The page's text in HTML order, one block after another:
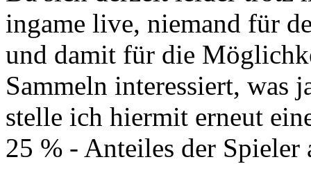
ingame live, niemand für
und damit für die
Sammeln interessiert, was
stelle ich hiermit erneut
25 % - Anteiles der Spieler